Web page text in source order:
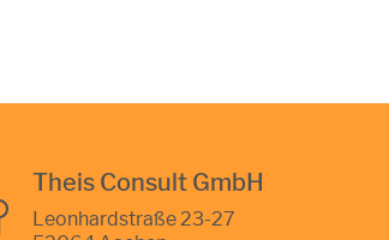
Theis Consult GmbH
Leonhardstraße 23-27